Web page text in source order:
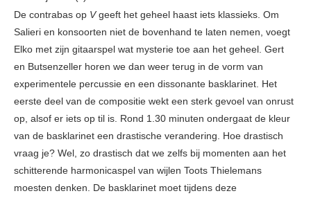
De contrabas op Vgeeft het geheel haast iets klassieks. Om
Salieri en konsoorten niet de bovenhand te laten nemen, voegt
Elko met zijn gitaarspel wat mysterie toe aan het geheel. Gert
en Butsenzeller horen we dan weer terug in de vorm van
experimentele percussie en een dissonante basklarinet. Het
eerste deel van de compositie wekt een sterk gevoel van onrust
op, alsof er iets op til is. Rond 1.30 minuten ondergaat de kleur
van de basklarinet een drastische verandering. Hoe drastisch
vraag je? Wel, zo drastisch dat we zelfs bij momenten aan het
schitterende harmonicaspel van wijlen Toots Thielemans
moesten denken. De basklarinet moet tijdens deze